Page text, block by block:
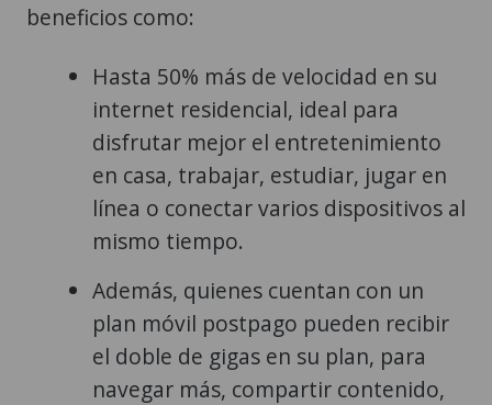
beneficios como:
Hasta 50% más de velocidad en su
internet residencial, ideal para
disfrutar mejor el entretenimiento
en casa, trabajar, estudiar, jugar en
línea o conectar varios dispositivos al
mismo tiempo.
Además, quienes cuentan con un
plan móvil postpago pueden recibir
el doble de gigas en su plan, para
navegar más, compartir contenido,